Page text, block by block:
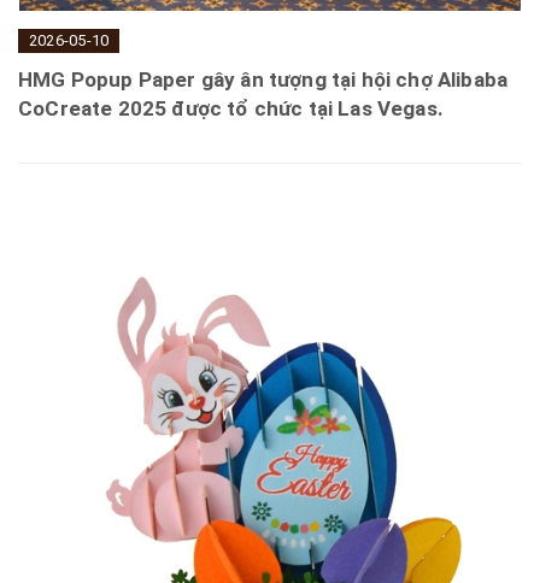
2026-05-10
HMG Popup Paper gây ân tượng tại hội chợ Alibaba
CoCreate 2025 được tổ chức tại Las Vegas.